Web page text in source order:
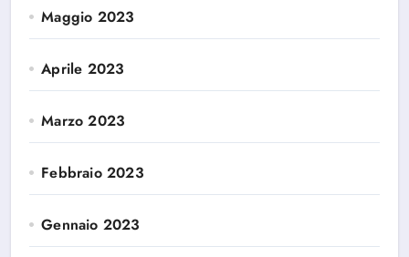
Maggio 2023
Aprile 2023
Marzo 2023
Febbraio 2023
Gennaio 2023